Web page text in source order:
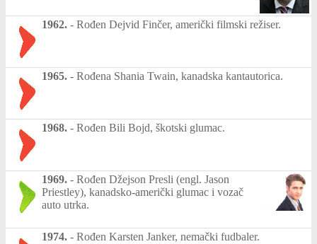
1962. - Rođen Dejvid Finčer, američki filmski režiser.
1965. - Rođena Shania Twain, kanadska kantautorica.
1968. - Rođen Bili Bojd, škotski glumac.
1969. - Rođen Džejson Presli (engl. Jason
Priestley), kanadsko-američki glumac i vozač
auto utrka.
1974. - Rođen Karsten Janker, nemački fudbaler.